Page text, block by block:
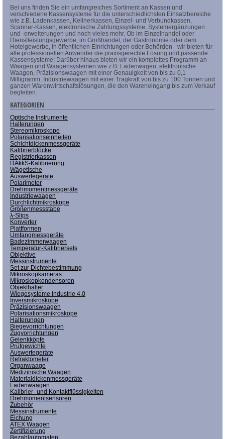
Bei uns finden Sie ein umfangreiches Sortiment an Kassen und
verschiedene Kassensysteme für die unterschiedlichsten Einsatzbereiche
wie z.B. Ladenkassen, Kellnerkassen, Einzel- und Verbundkassen,
Scanner-Kassen, elektronische Zahlungssysteme, Systemergänzungen
und -erweiterungen und noch vieles mehr. Ob im Einzelhandel oder
Dienstleistungsgewerbe, im Großhandel, der Gastronomie oder dem
Hotelgewerbe, in öffentlichen Einrichtungen oder Behörden - wir bieten für
alle professionellen Anwender die praxisgerechte Lösung und passende
Kassensysteme! Darüber hinaus bieten wir ein komplettes Programm an
Waagen und Waagensystemen wie z.B. Ladenwagen, elektronische
Waagen, Präzisionswaagen mit einer Genauigkeit von bis zu 0,1
Milligramm, Industriewaagen mit einer Tragkraft von bis zu 100 Tonnen und
ganzen Warenwirtschaftslösungen, die den Wareneingang bis zum Verkauf
begleiten.
KATEGORIEN
Optische Instrumente
Halterungen
Stereomikroskope
Polarisationseinheiten
Schichtdickenmessgeräte
Kalibrierblöcke
Registrierkassen
DAkkS-Kalibrierung
Wägetische
Auswertegeräte
Polarimeter
Drehmomentmessgeräte
Industriewaagen
Durchlichtmikroskope
Größenmessstäbe
λ-Slips
Konverter
Plattformen
Umfangmessgeräte
Badezimmerwaagen
Temperatur-Kalibriersets
Objektive
Messinstrumente
Set zur Dichtebestimmung
Mikroskopkameras
Mikroskopkondensoren
Objekthalter
Wiegesysteme Industrie 4.0
Inversmikroskope
Präzisionswaagen
Polarisationsmikroskope
Halterungen
Biegevorrichtungen
Zugvorrichtungen
Gelenkköpfe
Prüfgewichte
Auswertegeräte
Refraktometer
Organwaage
Medizinische Waagen
Materialdickenmessgeräte
Ladenwaagen
Kalibrier- und Kontaktflüssigkeiten
Drehmomentsensoren
Zubehör
Messinstrumente
Eichung
ATEX Waagen
Zertifizierung
Bezahlautomaten